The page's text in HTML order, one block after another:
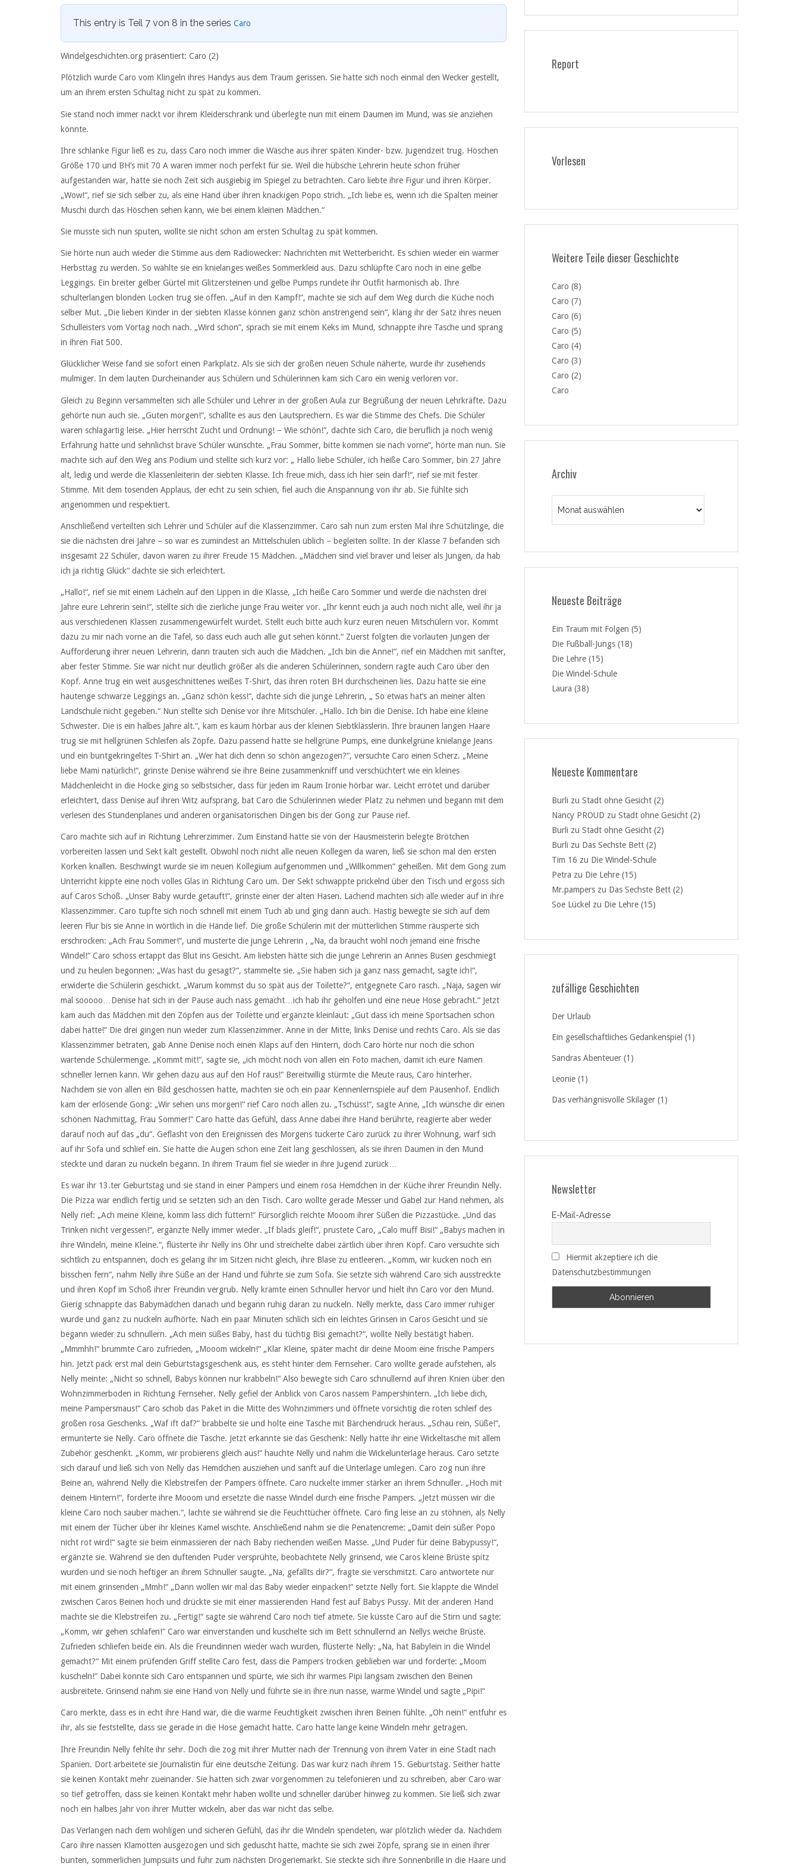
This entry is Teil 7 von 8 in the series Caro
Windelgeschichten.org präsentiert: Caro (2)
Plötzlich wurde Caro vom Klingeln ihres Handys aus dem Traum gerissen. Sie hatte sich noch einmal den Wecker gestellt,
um an ihrem ersten Schultag nicht zu spät zu kommen.
Sie stand noch immer nackt vor ihrem Kleiderschrank und überlegte nun mit einem Daumen im Mund, was sie anziehen
könnte.
Ihre schlanke Figur ließ es zu, dass Caro noch immer die Wäsche aus ihrer späten Kinder- bzw. Jugendzeit trug. Höschen
Größe 170 und BH’s mit 70 A waren immer noch perfekt für sie. Weil die hübsche Lehrerin heute schon früher
aufgestanden war, hatte sie noch Zeit sich ausgiebig im Spiegel zu betrachten. Caro liebte ihre Figur und ihren Körper.
„Wow!“, rief sie sich selber zu, als eine Hand über ihren knackigen Popo strich. „Ich liebe es, wenn ich die Spalten meiner
Muschi durch das Höschen sehen kann, wie bei einem kleinen Mädchen.“
Sie musste sich nun sputen, wollte sie nicht schon am ersten Schultag zu spät kommen.
Sie hörte nun auch wieder die Stimme aus dem Radiowecker: Nachrichten mit Wetterbericht. Es schien wieder ein warmer
Herbsttag zu werden. So wählte sie ein knielanges weißes Sommerkleid aus. Dazu schlüpfte Caro noch in eine gelbe
Leggings. Ein breiter gelber Gürtel mit Glitzersteinen und gelbe Pumps rundete ihr Outfit harmonisch ab. Ihre
schulterlangen blonden Locken trug sie offen. „Auf in den Kampf!“, machte sie sich auf dem Weg durch die Küche noch
selber Mut. „Die lieben Kinder in der siebten Klasse können ganz schön anstrengend sein“, klang ihr der Satz ihres neuen
Schulleisters vom Vortag noch nach. „Wird schon“, sprach sie mit einem Keks im Mund, schnappte ihre Tasche und sprang
in ihren Fiat 500.
Glücklicher Weise fand sie sofort einen Parkplatz. Als sie sich der großen neuen Schule näherte, wurde ihr zusehends
mulmiger. In dem lauten Durcheinander aus Schülern und Schülerinnen kam sich Caro ein wenig verloren vor.
Gleich zu Beginn versammelten sich alle Schüler und Lehrer in der großen Aula zur Begrüßung der neuen Lehrkräfte. Dazu
gehörte nun auch sie. „Guten morgen!“, schallte es aus den Lautsprechern. Es war die Stimme des Chefs. Die Schüler
waren schlagartig leise. „Hier herrscht Zucht und Ordnung! – Wie schön!“, dachte sich Caro, die beruflich ja noch wenig
Erfahrung hatte und sehnlichst brave Schüler wünschte. „Frau Sommer, bitte kommen sie nach vorne“, hörte man nun. Sie
machte sich auf den Weg ans Podium und stellte sich kurz vor: „ Hallo liebe Schüler, ich heiße Caro Sommer, bin 27 Jahre
alt, ledig und werde die Klassenleiterin der siebten Klasse. Ich freue mich, dass ich hier sein darf!“, rief sie mit fester
Stimme. Mit dem tosenden Applaus, der echt zu sein schien, fiel auch die Anspannung von ihr ab. Sie fühlte sich
angenommen und respektiert.
Anschließend verteilten sich Lehrer und Schüler auf die Klassenzimmer. Caro sah nun zum ersten Mal ihre Schützlinge, die
sie die nächsten drei Jahre – so war es zumindest an Mittelschulen üblich – begleiten sollte. In der Klasse 7 befanden sich
insgesamt 22 Schüler, davon waren zu ihrer Freude 15 Mädchen. „Mädchen sind viel braver und leiser als Jungen, da hab
ich ja richtig Glück“ dachte sie sich erleichtert.
„Hallo!“, rief sie mit einem Lächeln auf den Lippen in die Klasse, „Ich heiße Caro Sommer und werde die nächsten drei
Jahre eure Lehrerin sein!“, stellte sich die zierliche junge Frau weiter vor. „Ihr kennt euch ja auch noch nicht alle, weil ihr ja
aus verschiedenen Klassen zusammengewürfelt wurdet. Stellt euch bitte auch kurz euren neuen Mitschülern vor. Kommt
dazu zu mir nach vorne an die Tafel, so dass euch auch alle gut sehen könnt.“ Zuerst folgten die vorlauten Jungen der
Aufforderung ihrer neuen Lehrerin, dann trauten sich auch die Mädchen. „Ich bin die Anne!“, rief ein Mädchen mit sanfter,
aber fester Stimme. Sie war nicht nur deutlich größer als die anderen Schülerinnen, sondern ragte auch Caro über den
Kopf. Anne trug ein weit ausgeschnittenes weißes T-Shirt, das ihren roten BH durchscheinen lies. Dazu hatte sie eine
hautenge schwarze Leggings an. „Ganz schön kess!“, dachte sich die junge Lehrerin, „ So etwas hat‘s an meiner alten
Landschule nicht gegeben.“ Nun stellte sich Denise vor ihre Mitschüler. „Hallo. Ich bin die Denise. Ich habe eine kleine
Schwester. Die is ein halbes Jahre alt.“, kam es kaum hörbar aus der kleinen Siebtklässlerin. Ihre braunen langen Haare
trug sie mit hellgrünen Schleifen als Zöpfe. Dazu passend hatte sie hellgrüne Pumps, eine dunkelgrüne knielange Jeans
und ein buntgekringeltes T-Shirt an. „Wer hat dich denn so schön angezogen?“, versuchte Caro einen Scherz. „Meine
liebe Mami natürlich!“, grinste Denise während sie ihre Beine zusammenkniff und verschüchtert wie ein kleines
Mädchenleicht in die Hocke ging so selbstsicher, dass für jeden im Raum Ironie hörbar war. Leicht errötet und darüber
erleichtert, dass Denise auf ihren Witz aufsprang, bat Caro die Schülerinnen wieder Platz zu nehmen und begann mit dem
verlesen des Stundenplanes und anderen organisatorischen Dingen bis der Gong zur Pause rief.
Caro machte sich auf in Richtung Lehrerzimmer. Zum Einstand hatte sie von der Hausmeisterin belegte Brötchen
vorbereiten lassen und Sekt kalt gestellt. Obwohl noch nicht alle neuen Kollegen da waren, ließ sie schon mal den ersten
Korken knallen. Beschwingt wurde sie im neuen Kollegium aufgenommen und „Willkommen“ geheißen. Mit dem Gong zum
Unterricht kippte eine noch volles Glas in Richtung Caro um. Der Sekt schwappte prickelnd über den Tisch und ergoss sich
auf Caros Schoß. „Unser Baby wurde getauft!“, grinste einer der alten Hasen. Lachend machten sich alle wieder auf in ihre
Klassenzimmer. Caro tupfte sich noch schnell mit einem Tuch ab und ging dann auch. Hastig bewegte sie sich auf dem
leeren Flur bis sie Anne in wörtlich in die Hände lief. Die große Schülerin mit der mütterlichen Stimme räusperte sich
erschrocken: „Ach Frau Sommer!“, und musterte die junge Lehrerin , „Na, da braucht wohl noch jemand eine frische
Windel!“ Caro schoss ertappt das Blut ins Gesicht. Am liebsten hätte sich die junge Lehrerin an Annes Busen geschmiegt
und zu heulen begonnen: „Was hast du gesagt?“, stammelte sie. „Sie haben sich ja ganz nass gemacht, sagte ich!“,
erwiderte die Schülerin geschickt. „Warum kommst du so spät aus der Toilette?“, entgegnete Caro rasch. „Naja, sagen wir
mal sooooo…Denise hat sich in der Pause auch nass gemacht…ich hab ihr geholfen und eine neue Hose gebracht.“ Jetzt
kam auch das Mädchen mit den Zöpfen aus der Toilette und ergänzte kleinlaut: „Gut dass ich meine Sportsachen schon
dabei hatte!“ Die drei gingen nun wieder zum Klassenzimmer. Anne in der Mitte, links Denise und rechts Caro. Als sie das
Klassenzimmer betraten, gab Anne Denise noch einen Klaps auf den Hintern, doch Caro hörte nur noch die schon
wartende Schülermenge. „Kommt mit!“, sagte sie, „ich möcht noch von allen ein Foto machen, damit ich eure Namen
schneller lernen kann. Wir gehen dazu aus auf den Hof raus!“ Bereitwillig stürmte die Meute raus, Caro hinterher.
Nachdem sie von allen ein Bild geschossen hatte, machten sie och ein paar Kennenlernspiele auf dem Pausenhof. Endlich
kam der erlösende Gong: „Wir sehen uns morgen!“ rief Caro noch allen zu. „Tschüss!“, sagte Anne, „Ich wünsche dir einen
schönen Nachmittag, Frau Sommer!“ Caro hatte das Gefühl, dass Anne dabei ihre Hand berührte, reagierte aber weder
darauf noch auf das „du“. Geflasht von den Ereignissen des Morgens tuckerte Caro zurück zu ihrer Wohnung, warf sich
auf ihr Sofa und schlief ein. Sie hatte die Augen schon eine Zeit lang geschlossen, als sie ihren Daumen in den Mund
steckte und daran zu nuckeln begann. In ihrem Traum fiel sie wieder in ihre Jugend zurück…
Es war ihr 13.ter Geburtstag und sie stand in einer Pampers und einem rosa Hemdchen in der Küche ihrer Freundin Nelly.
Die Pizza war endlich fertig und se setzten sich an den Tisch. Caro wollte gerade Messer und Gabel zur Hand nehmen, als
Nelly rief: „Ach meine Kleine, komm lass dich füttern!“ Fürsorglich reichte Mooom ihrer Süßen die Pizzastücke. „Und das
Trinken nicht vergessen!“, ergänzte Nelly immer wieder. „If blads gleif!“, prustete Caro, „Calo muff Bisi!“ „Babys machen in
ihre Windeln, meine Kleine.“, flüsterte ihr Nelly ins Ohr und streichelte dabei zärtlich über ihren Kopf. Caro versuchte sich
sichtlich zu entspannen, doch es gelang ihr im Sitzen nicht gleich, ihre Blase zu entleeren. „Komm, wir kucken noch ein
bisschen fern“, nahm Nelly ihre Süße an der Hand und führte sie zum Sofa. Sie setzte sich während Caro sich ausstreckte
und ihren Kopf im Schoß ihrer Freundin vergrub. Nelly kramte einen Schnuller hervor und hielt ihn Caro vor den Mund.
Gierig schnappte das Babymädchen danach und begann ruhig daran zu nuckeln. Nelly merkte, dass Caro immer ruhiger
wurde und ganz zu nuckeln aufhörte. Nach ein paar Minuten schlich sich ein leichtes Grinsen in Caros Gesicht und sie
begann wieder zu schnullern. „Ach mein süßes Baby, hast du tüchtig Bisi gemacht?“, wollte Nelly bestätigt haben.
„Mmmhh!“ brummte Caro zufrieden, „Mooom wickeln!“ „Klar Kleine, später macht dir deine Moom eine frische Pampers
hin. Jetzt pack erst mal dein Geburtstagsgeschenk aus, es steht hinter dem Fernseher. Caro wollte gerade aufstehen, als
Nelly meinte: „Nicht so schnell, Babys können nur krabbeln!“ Also bewegte sich Caro schnullernd auf ihren Knien über den
Wohnzimmerboden in Richtung Fernseher. Nelly gefiel der Anblick von Caros nassem Pampershintern. „Ich liebe dich,
meine Pampersmaus!“ Caro schob das Paket in die Mitte des Wohnzimmers und öffnete vorsichtig die roten schleif des
großen rosa Geschenks. „Waf ift daf?“ brabbelte sie und holte eine Tasche mit Bärchendruck heraus. „Schau rein, Süße!“,
ermunterte sie Nelly. Caro öffnete die Tasche. Jetzt erkannte sie das Geschenk: Nelly hatte ihr eine Wickeltasche mit allem
Zubehör geschenkt. „Komm, wir probierens gleich aus!“ hauchte Nelly und nahm die Wickelunterlage heraus. Caro setzte
sich darauf und ließ sich von Nelly das Hemdchen ausziehen und sanft auf die Unterlage umlegen. Caro zog nun ihre
Beine an, während Nelly die Klebstreifen der Pampers öffnete. Caro nuckelte immer stärker an ihrem Schnuller. „Hoch mit
deinem Hintern!“, forderte ihre Mooom und ersetzte die nasse Windel durch eine frische Pampers. „Jetzt müssen wir die
kleine Caro noch sauber machen.“, lachte sie während sie die Feuchttücher öffnete. Caro fing leise an zu stöhnen, als Nelly
mit einem der Tücher über ihr kleines Kamel wischte. Anschließend nahm sie die Penatencreme: „Damit dein süßer Popo
nicht rot wird!“ sagte sie beim einmassieren der nach Baby riechenden weißen Masse. „Und Puder für deine Babypussy!“,
ergänzte sie. Während sie den duftenden Puder versprühte, beobachtete Nelly grinsend, wie Caros kleine Brüste spitz
wurden und sie noch heftiger an ihrem Schnuller saugte. „Na, gefällts dir?“, fragte sie verschmitzt. Caro antwortete nur
mit einem grinsenden „Mmh!“ „Dann wollen wir mal das Baby wieder einpacken!“ setzte Nelly fort. Sie klappte die Windel
zwischen Caros Beinen hoch und drückte sie mit einer massierenden Hand fest auf Babys Pussy. Mit der anderen Hand
machte sie die Klebstreifen zu. „Fertig!“ sagte sie während Caro noch tief atmete. Sie küsste Caro auf die Stirn und sagte:
„Komm, wir gehen schlafen!“ Caro war einverstanden und kuschelte sich im Bett schnullernd an Nellys weiche Brüste.
Zufrieden schliefen beide ein. Als die Freundinnen wieder wach wurden, flüsterte Nelly: „Na, hat Babylein in die Windel
gemacht?“ Mit einem prüfenden Griff stellte Caro fest, dass die Pampers trocken geblieben war und forderte: „Moom
kuscheln!“ Dabei konnte sich Caro entspannen und spürte, wie sich ihr warmes Pipi langsam zwischen den Beinen
ausbreitete. Grinsend nahm sie eine Hand von Nelly und führte sie in ihre nun nasse, warme Windel und sagte „Pipi!“
Caro merkte, dass es in echt ihre Hand war, die die warme Feuchtigkeit zwischen ihren Beinen fühlte. „Oh nein!“ entfuhr es
ihr, als sie feststellte, dass sie gerade in die Hose gemacht hatte. Caro hatte lange keine Windeln mehr getragen.
Ihre Freundin Nelly fehlte ihr sehr. Doch die zog mit ihrer Mutter nach der Trennung von ihrem Vater in eine Stadt nach
Spanien. Dort arbeitete sie Journalistin für eine deutsche Zeitung. Das war kurz nach ihrem 15. Geburtstag. Seither hatte
sie keinen Kontakt mehr zueinander. Sie hatten sich zwar vorgenommen zu telefonieren und zu schreiben, aber Caro war
so tief getroffen, dass sie keinen Kontakt mehr haben wollte und schneller darüber hinweg zu kommen. Sie ließ sich zwar
noch ein halbes Jahr von ihrer Mutter wickeln, aber das war nicht das selbe.
Das Verlangen nach dem wohligen und sicheren Gefühl, das ihr die Windeln spendeten, war plötzlich wieder da. Nachdem
Caro ihre nassen Klamotten ausgezogen und sich geduscht hatte, machte sie sich zwei Zöpfe, sprang sie in einen ihrer
bunten, sommerlichen Jumpsuits und fuhr zum nächsten Drogeriemarkt. Sie steckte sich ihre Sonnenbrille in die Haare und
Report
Vorlesen
Weitere Teile dieser Geschichte
Caro (8)
Caro (7)
Caro (6)
Caro (5)
Caro (4)
Caro (3)
Caro (2)
Caro
Archiv
Neueste Beiträge
Ein Traum mit Folgen (5)
Die Fußball-Jungs (18)
Die Lehre (15)
Die Windel-Schule
Laura (38)
Neueste Kommentare
Burli zu Stadt ohne Gesicht (2)
Nancy PROUD zu Stadt ohne Gesicht (2)
Burli zu Stadt ohne Gesicht (2)
Burli zu Das Sechste Bett (2)
Tim 16 zu Die Windel-Schule
Petra zu Die Lehre (15)
Mr.pampers zu Das Sechste Bett (2)
Soe Lückel zu Die Lehre (15)
zufällige Geschichten
Der Urlaub
Ein gesellschaftliches Gedankenspiel (1)
Sandras Abenteuer (1)
Leonie (1)
Das verhängnisvolle Skilager (1)
Newsletter
E-Mail-Adresse
Hiermit akzeptiere ich die
Datenschutzbestimmungen